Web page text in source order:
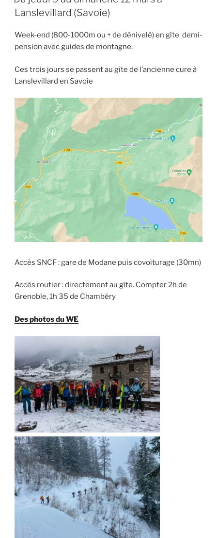
Lanslevillard (Savoie)
Week-end (800-1000m ou + de dénivelé) en gîte demi-
pension avec guides de montagne.
Ces trois jours se passent au gîte de l’ancienne cure à
Lanslevillard en Savoie
Accès SNCF : gare de Modane puis covoiturage (30mn)
Accès routier : directement au gîte. Compter 2h de
Grenoble, 1h 35 de Chambéry
Des photos du WE